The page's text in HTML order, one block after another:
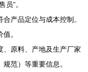
员”。
产品定位与成本控制。
。
、原料、产地及生产厂家
范）等重要信息。